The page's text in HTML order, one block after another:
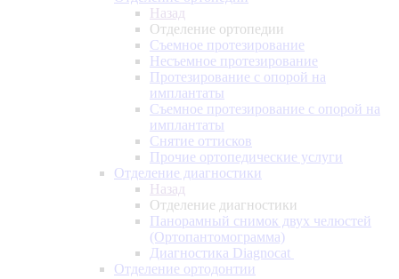
Назад
Отделение ортопедии
Съемное протезирование
Несъемное протезирование
Протезирование с опорой на
имплантаты
Съемное протезирование с опорой на
имплантаты
Снятие оттисков
Прочие ортопедические услуги
Отделение диагностики
Назад
Отделение диагностики
Панорамный снимок двух челюстей
(Ортопантомограмма)
Диагностика Diagnocat
Отделение ортодонтии